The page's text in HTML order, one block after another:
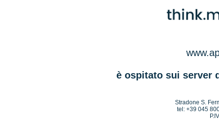
è ospitato sui server
Stradone S.
tel: +39 045